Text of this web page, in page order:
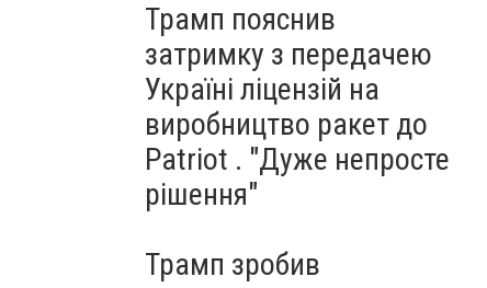
Трамп пояснив
затримку з передачею
Україні ліцензій на
виробництво ракет до
Patriot . "Дуже непросте
рішення"
Трамп зробив